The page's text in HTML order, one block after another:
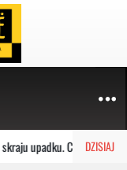
DZISIAJ
upadku. Co czeka